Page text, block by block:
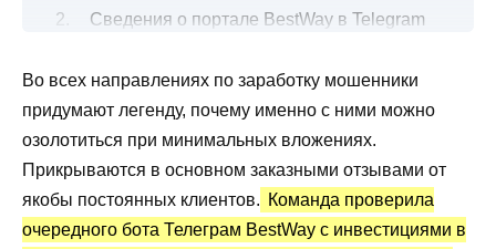
Сведения о портале BestWay в Telegram
Бот Telegram BestWay: статистика и
отзывы об инвестициях
Во всех направлениях по заработку мошенники
придумают легенду, почему именно с ними можно
озолотиться при минимальных вложениях.
Прикрываются в основном заказными отзывами от
якобы постоянных клиентов. Команда проверила
очередного бота Телеграм BestWay с инвестициями в